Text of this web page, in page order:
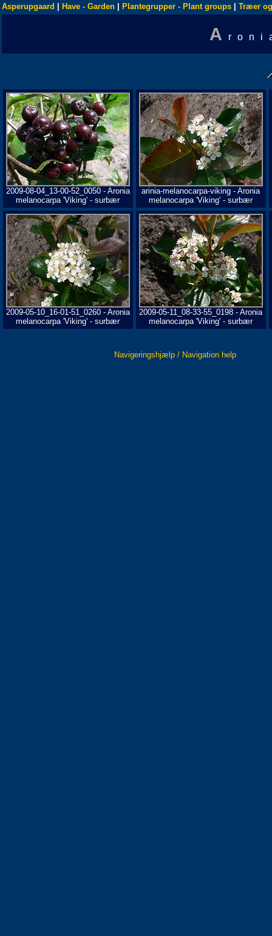
Asperupgaard Have - Garden Plantegrupper - Plant groups Træer
A
2009-08-04_13-00-52_0050 - Aronia
melanocarpa 'Viking' - surbær
arinia-melanocarpa-viking - Aronia
melanocarpa 'Viking' - surbær
2009-05-10_16-01-51_0260 - Aronia
melanocarpa 'Viking' - surbær
2009-05-11_08-33-55_0198 - Aronia
melanocarpa 'Viking' - surbær
Navigeringshjælp / Navigation help